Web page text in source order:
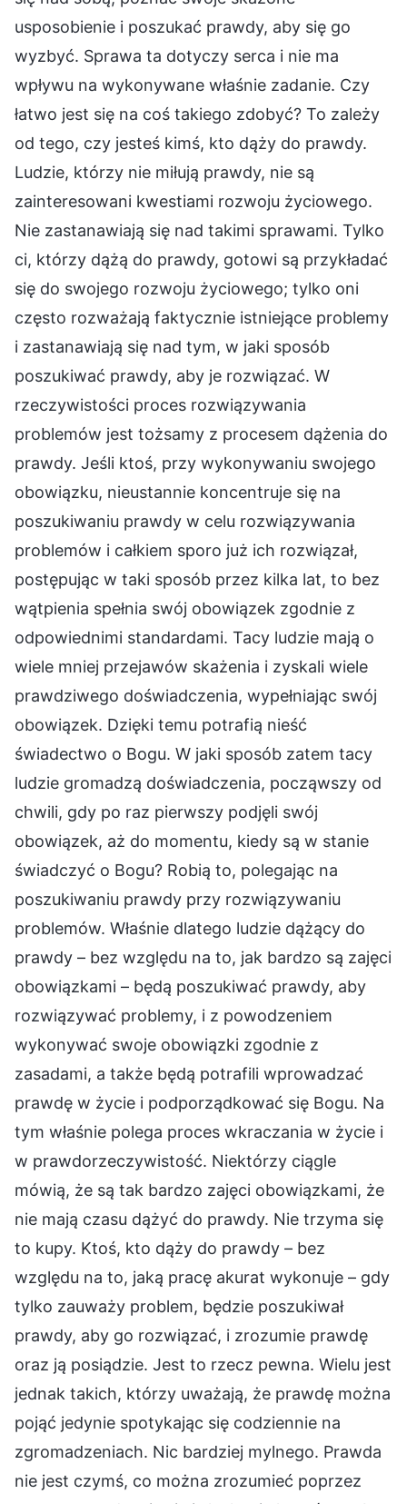
usposobienie i poszukać prawdy, aby się go
wyzbyć. Sprawa ta dotyczy serca i nie ma
wpływu na wykonywane właśnie zadanie. Czy
łatwo jest się na coś takiego zdobyć? To zależy
od tego, czy jesteś kimś, kto dąży do prawdy.
Ludzie, którzy nie miłują prawdy, nie są
zainteresowani kwestiami rozwoju życiowego.
Nie zastanawiają się nad takimi sprawami. Tylko
ci, którzy dążą do prawdy, gotowi są przykładać
się do swojego rozwoju życiowego; tylko oni
często rozważają faktycznie istniejące problemy
i zastanawiają się nad tym, w jaki sposób
poszukiwać prawdy, aby je rozwiązać. W
rzeczywistości proces rozwiązywania
problemów jest tożsamy z procesem dążenia do
prawdy. Jeśli ktoś, przy wykonywaniu swojego
obowiązku, nieustannie koncentruje się na
poszukiwaniu prawdy w celu rozwiązywania
problemów i całkiem sporo już ich rozwiązał,
postępując w taki sposób przez kilka lat, to bez
wątpienia spełnia swój obowiązek zgodnie z
odpowiednimi standardami. Tacy ludzie mają o
wiele mniej przejawów skażenia i zyskali wiele
prawdziwego doświadczenia, wypełniając swój
obowiązek. Dzięki temu potrafią nieść
świadectwo o Bogu. W jaki sposób zatem tacy
ludzie gromadzą doświadczenia, począwszy od
chwili, gdy po raz pierwszy podjęli swój
obowiązek, aż do momentu, kiedy są w stanie
świadczyć o Bogu? Robią to, polegając na
poszukiwaniu prawdy przy rozwiązywaniu
problemów. Właśnie dlatego ludzie dążący do
prawdy – bez względu na to, jak bardzo są zajęci
obowiązkami – będą poszukiwać prawdy, aby
rozwiązywać problemy, i z powodzeniem
wykonywać swoje obowiązki zgodnie z
zasadami, a także będą potrafili wprowadzać
prawdę w życie i podporządkować się Bogu. Na
tym właśnie polega proces wkraczania w życie i
w prawdorzeczywistość. Niektórzy ciągle
mówią, że są tak bardzo zajęci obowiązkami, że
nie mają czasu dążyć do prawdy. Nie trzyma się
to kupy. Ktoś, kto dąży do prawdy – bez
względu na to, jaką pracę akurat wykonuje – gdy
tylko zauważy problem, będzie poszukiwał
prawdy, aby go rozwiązać, i zrozumie prawdę
oraz ją posiądzie. Jest to rzecz pewna. Wielu jest
jednak takich, którzy uważają, że prawdę można
pojąć jedynie spotykając się codziennie na
zgromadzeniach. Nic bardziej mylnego. Prawda
nie jest czymś, co można zrozumieć poprzez